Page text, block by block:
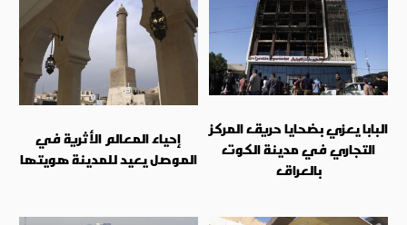
البابا يعزي بضحايا حريق المركز
التجاري في مدينة الكوت
بالعراق
إحياء المعالم الأثرية في
الموصل يعيد للمدينة هويتها